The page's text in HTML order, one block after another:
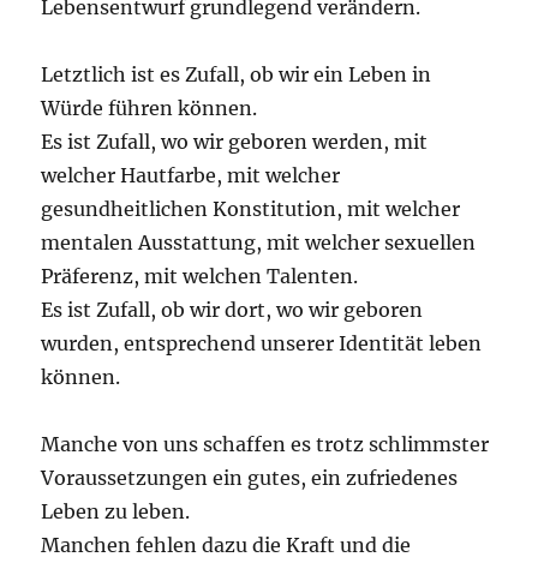
Lebensentwurf grundlegend verändern.
Letztlich ist es Zufall, ob wir ein Leben in
Würde führen können.
Es ist Zufall, wo wir geboren werden, mit
welcher Hautfarbe, mit welcher
gesundheitlichen Konstitution, mit welcher
mentalen Ausstattung, mit welcher sexuellen
Präferenz, mit welchen Talenten.
Es ist Zufall, ob wir dort, wo wir geboren
wurden, entsprechend unserer Identität leben
können.
Manche von uns schaffen es trotz schlimmster
Voraussetzungen ein gutes, ein zufriedenes
Leben zu leben.
Manchen fehlen dazu die Kraft und die